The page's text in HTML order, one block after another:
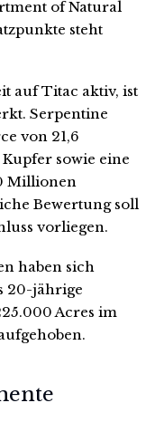
of Natural
steht
auf Titac aktiv, ist
Serpentine
von 21,6
sowie eine
Millionen
Bewertung soll
vorliegen.
haben sich
20-jährige
Acres im